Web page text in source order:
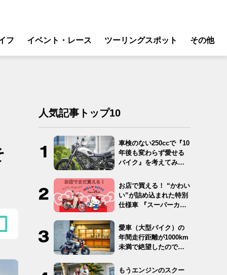
フ
ク
イベント・レース ツーリングスポット その他
人気記事トップ10
車検のない250ccで『10
年後も変わらず愛せる
バイク』を考えてみ
お店で買える！ “かわい
い”が詰め込まれた特別
仕様車 『スーパーカ
愛車（大型バイク）の
年間走行距離が1000km
未満で絶望したので
もうエンジンのスクー